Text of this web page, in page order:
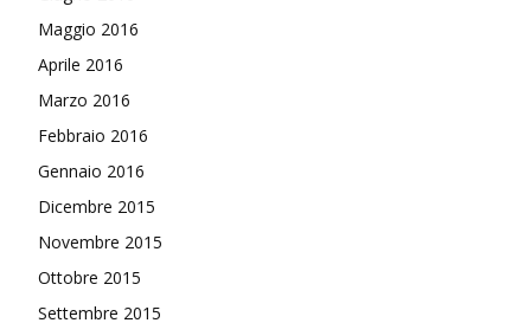
Maggio 2016
Aprile 2016
Marzo 2016
Febbraio 2016
Gennaio 2016
Dicembre 2015
Novembre 2015
Ottobre 2015
Settembre 2015